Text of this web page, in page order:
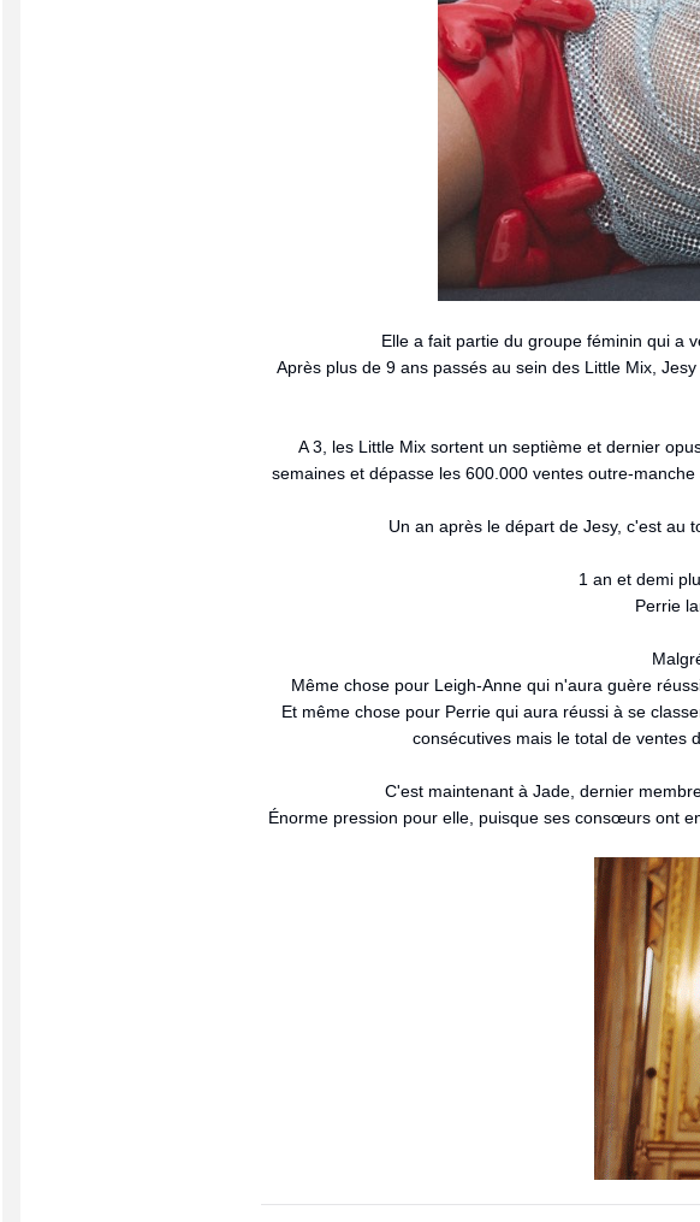
Elle a fait partie du groupe féminin qui a
Après plus de 9 ans passés au sein des Little Mix,
A 3, les Little Mix sortent un septième et dernier
semaines et dépasse les 600.000 ventes outre-
Un an après le départ de Jesy, c'est au
1 an et demi
Perrie
Même chose pour Leigh-Anne qui n'aura guère
Et même chose pour Perrie qui aura réussi à se
consécutives mais le total de ventes
C'est maintenant à Jade, dernier
Énorme pression pour elle, puisque ses consœurs ont